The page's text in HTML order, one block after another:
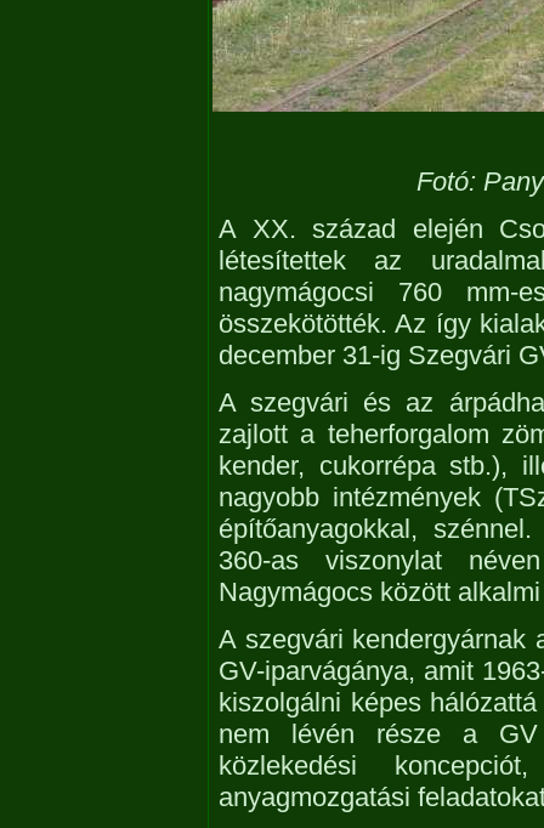
Fotó:
A XX. század elején
létesítettek az
nagymágocsi 760
összekötötték. Az így
december 31-ig Szegvári
A szegvári és az
zajlott a teherforgalom
kender, cukorrépa stb.),
nagyobb intézmények
építőanyagokkal,
360-as viszonylat
Nagymágocs között
A szegvári kendergyárnak
GV-iparvágánya, amit
kiszolgálni képes
nem lévén része a
közlekedési
anyagmozgatási